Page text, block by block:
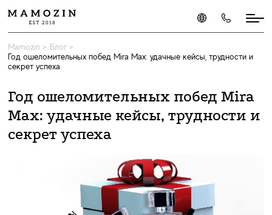
Mamozin > Блог >
Год ошеломительных побед Mira Max: удачные кейсы, трудности и
секрет успеха
Год ошеломительных побед Mira
Max: удачные кейсы, трудности и
секрет успеха